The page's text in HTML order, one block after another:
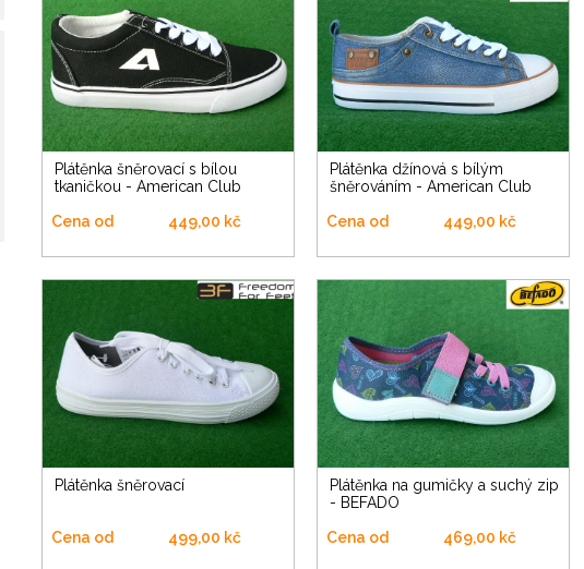
Plátěnka šněrovací s bílou
tkaničkou - American Club
Cena od 449,00 kč
Plátěnka džínová s bílým
šněrováním - American Club
Cena od 449,00 kč
Plátěnka šněrovací
Cena od 499,00 kč
Plátěnka na gumičky a suchý zip
- BEFADO
Cena od 469,00 kč